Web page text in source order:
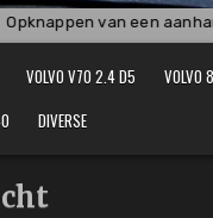
Opknappen van een
VOLVO V70 2.4 D5
DIVERSE